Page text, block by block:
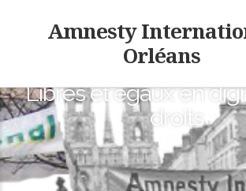
Amnesty
Orléans
Libres et égaux en
droits